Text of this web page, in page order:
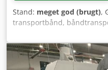
Stand: meget god (brugt),
transportbånd,
gummibåndtransportør,
Dcedpsvu Tausfx Af Eok -
ubrugt. -Bredde: 140 mm -
Transportdimension: Ø